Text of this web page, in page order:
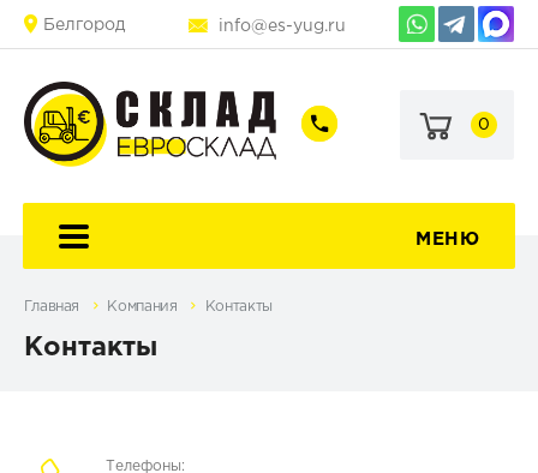
Белгород info@es-yug.ru
+7
60-
+7
69-
0
МЕНЮ
Главная Компания Контакты
Контакты
Телефоны: